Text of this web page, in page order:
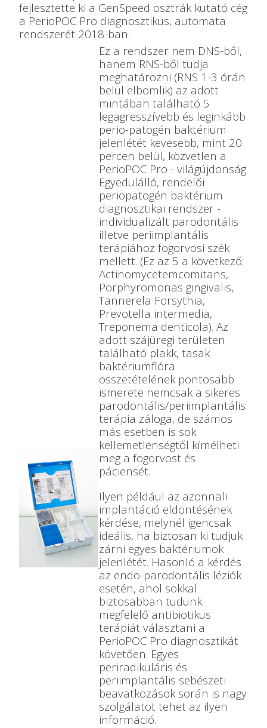
fejlesztette ki a GenSpeed osztrák kutató cég
a PerioPOC Pro diagnosztikus, automata
rendszerét 2018-ban.
Ez a rendszer nem DNS-ből,
hanem RNS-ből tudja
meghatározni (RNS 1-3 órán
belül elbomlik) az adott
mintában található 5
legagresszívebb és leginkább
perio-patogén baktérium
jelenlétét kevesebb, mint 20
percen belül, közvetlen a
PerioPOC Pro - világújdonság
Egyedülálló, rendelői
periopatogén baktérium
diagnosztikai rendszer -
individualizált parodontális
illetve periimplantális
terápiához fogorvosi szék
mellett. (Ez az 5 a következő:
Actinomycetemcomitans,
Porphyromonas gingivalis,
Tannerela Forsythia,
Prevotella intermedia,
Treponema denticola). Az
adott szájüregi területen
található plakk, tasak
baktériumflóra
összetételének pontosabb
ismerete nemcsak a sikeres
parodontális/periimplantális
terápia záloga, de számos
más esetben is sok
kellemetlenségtől kímélheti
meg a fogorvost és
páciensét.
Ilyen például az azonnali
implantáció eldöntésének
kérdése, melynél igencsak
ideális, ha biztosan ki tudjuk
zárni egyes baktériumok
jelenlétét. Hasonló a kérdés
az endo-parodontális léziók
esetén, ahol sokkal
biztosabban tudunk
megfelelő antibiotikus
terápiát választani a
PerioPOC Pro diagnosztikát
követően. Egyes
periradikuláris és
periimplantális sebészeti
beavatkozások során is nagy
szolgálatot tehet az ilyen
információ.